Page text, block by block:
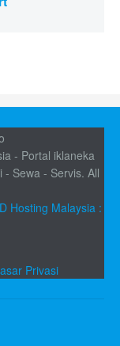
- Portal iklaneka
Sewa - Servis. All
Hosting Malaysia :
Privasi